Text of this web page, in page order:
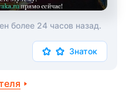
более 24 часов назад.
Знаток